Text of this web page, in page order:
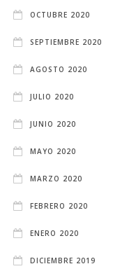
OCTUBRE 2020
SEPTIEMBRE 2020
AGOSTO 2020
JULIO 2020
JUNIO 2020
MAYO 2020
MARZO 2020
FEBRERO 2020
ENERO 2020
DICIEMBRE 2019